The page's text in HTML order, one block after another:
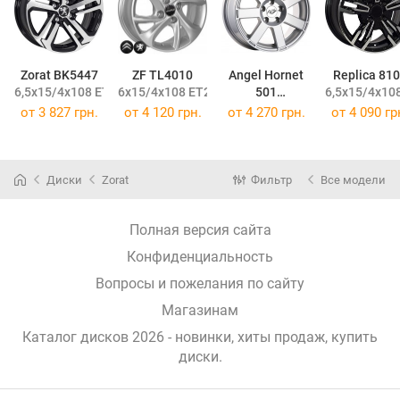
Zorat BK5447
6,5x15/4x108 ET25 DIA65,1
ZF TL4010
6x15/4x108 ET23 DIA65,1
Angel Hornet
501
6,5x15/4x108 ET25 DIA65,1
Replica
6,5x15/
от 3 827 грн. от 4 120 грн. от 4 270 грн. от 4 090
Диски Zorat Фильтр Все модели
Полная версия сайта
Конфиденциальность
Вопросы и пожелания по сайту
Магазинам
Каталог дисков 2026 - новинки, хиты продаж, купить
диски.